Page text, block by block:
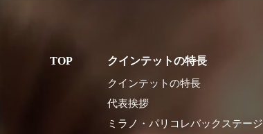
クインテットの特長
クインテットの特長
代表挨拶
ミラノ・パリコレバックステージ